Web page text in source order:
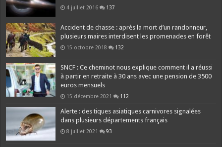
4 juillet 2016 137
Accident de chasse : après la mort d’un randonneur,
plusieurs maires interdisent les promenades en forêt
15 octobre 2018 132
SNCF : Ce cheminot nous explique comment il a réussi
à partir en retraite à 30 ans avec une pension de 3500
euros mensuels
15 décembre 2021 112
Alerte : des tiques asiatiques carnivores signalées
dans plusieurs départements français
8 juillet 2021 93